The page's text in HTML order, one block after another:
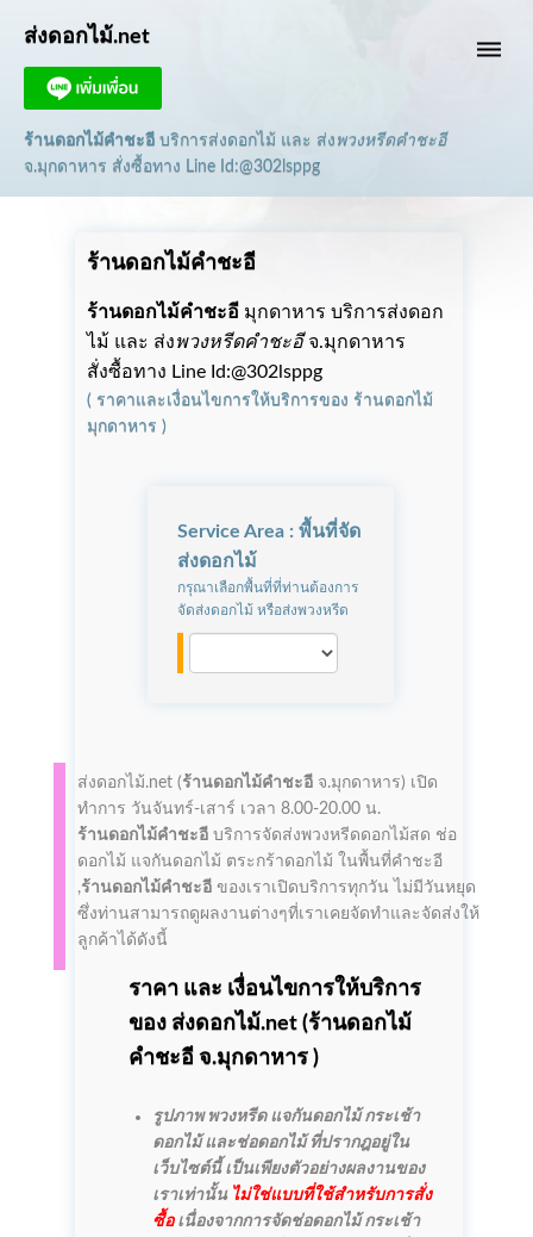
dehaze
ส่งดอกไม้.net
ร้านดอกไม้คำชะอี บริการส่งดอกไม้ และ ส่ง พวงหรีดคำชะอี
จ.มุกดาหาร สั่งซื้อทาง Line Id:@302lsppg
ร้านดอกไม้คำชะอี
ร้านดอกไม้คำชะอี มุกดาหาร บริการส่งดอก
ไม้ และ ส่งพวงหรีดคำชะอีจ.มุกดาหาร
สั่งซื้อทาง Line Id:@302lsppg
( ราคาและเงื่อนไขการให้บริการของ ร้านดอกไม้
มุกดาหาร )
Service Area : พื้นที่จัด
ส่งดอกไม้
กรุณาเลือกพื้นที่ที่ท่านต้องการ
จัดส่งดอกไม้ หรือส่งพวงหรีด
ส่งดอกไม้.net (ร้านดอกไม้คำชะอีจ.มุกดาหาร) เปิด
ทำการ วันจันทร์-เสาร์ เวลา 8.00-20.00 น.
ร้านดอกไม้คำชะอีบริการจัดส่งพวงหรีดดอกไม้สด ช่อ
ดอกไม้ แจกันดอกไม้ ตระกร้าดอกไม้ ในพื้นที่คำชะอี
,ร้านดอกไม้คำชะอีของเราเปิดบริการทุกวัน ไม่มีวันหยุด
ซึ่งท่านสามารถดูผลงานต่างๆที่เราเคยจัดทำและจัดส่งให้
ลูกค้าได้ดังนี้
ราคา และ เงื่อนไขการให้บริการ
ของ ส่งดอกไม้.net (ร้านดอกไม้
คำชะอี จ.มุกดาหาร )
รูปภาพ พวงหรีด แจกันดอกไม้ กระเช้า
ดอกไม้ และช่อดอกไม้ ที่ปรากฎอยู่ใน
เว็บไซต์นี้ เป็นเพียงตัวอย่างผลงานของ
เราเท่านั้น ไม่ใช่แบบที่ใช้สำหรับการสั่ง
ซื้อเนื่องจากการจัดช่อดอกไม้ กระเช้า